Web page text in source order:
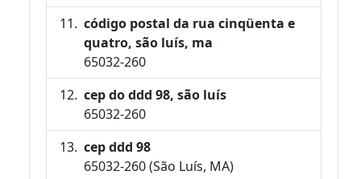
código postal da rua cinqüenta e
quatro, são luís, ma
65032-260
cep do ddd 98, são luís
65032-260
cep ddd 98
65032-260 (São Luís, MA)